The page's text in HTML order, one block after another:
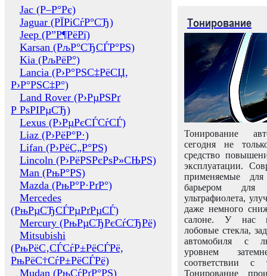
Jac (Р–Р°Рє)
Jaguar (РЇРіСѓР°СЂ)
Jeep (Р”Р¶РёРї)
Karsan (РљР°СЂСЃР°РЅ)
Kia (РљРёР°)
Lancia (Р›Р°РЅС‡РёСЏ,
Р›Р°РЅС‡Р°)
Land Rover (Р›РµРЅРґ
Р РѕРІРµСЂ)
Lexus (Р›РµРєСЃСѓСЃ)
Liaz (Р›РёР°Р·)
Lifan (Р›РёС„Р°РЅ)
Lincoln (Р›РёРЅРєРѕР»СЊРЅ)
Man (РњР°РЅ)
Mazda (РњР°Р·РґР°)
Mercedes
(РњРµСЂСЃРµРґРµСЃ)
Mercury (РњРµСЂРєСѓСЂРё)
Mitsubishi
(РњРёС‚СЃСѓР±РёСЃРё,
РњРёС†СѓР±РёСЃРё)
Mudan (РњСѓРґР°РЅ)
Тонирование
Тонирование
сегодня не
средство
эксплуатации.
применяемые
барьером для
ультрафиолета,
даже немного
салоне. У нас
лобовые стекла,
автомобиля с
уровнем
соответствии с
Тонирование